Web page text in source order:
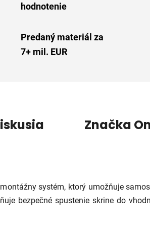
hodnotenie
Predaný materiál za
7+ mil. EUR
Značka
systém, ktorý umožňuje
bezpečné spustenie skrine do